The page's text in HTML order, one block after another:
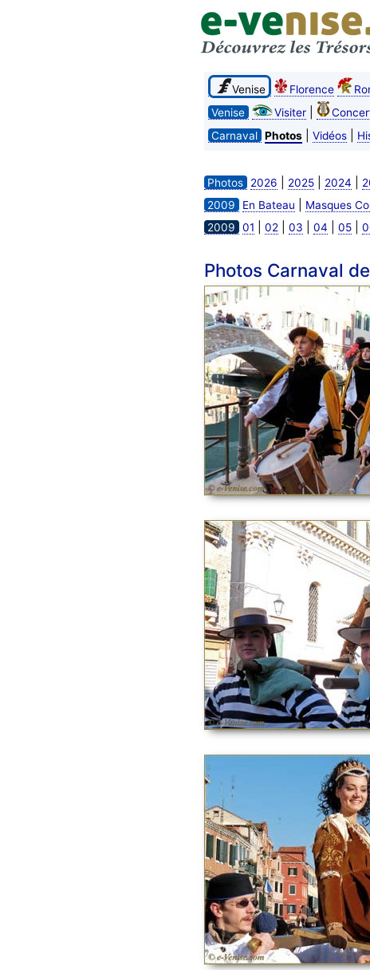
Venise Florence
Venise
Visiter|
Carnaval Photos| Vidéos|
Photos 2026 2025| 2024
2009
En Bateau Masques
2009
01 02 03 04 05|
Photos Carnaval